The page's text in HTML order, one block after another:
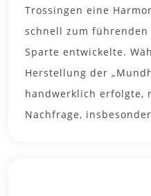
Trossingen eine
schnell zum
Sparte entwickelte.
Herstellung der
handwerklich erfolgte,
Nachfrage,